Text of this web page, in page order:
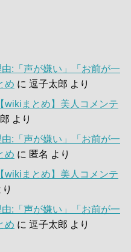
:「声が嫌い」「お前が一
め に 逗子太郎 より
wikiまとめ】美人コメンテ
より
:「声が嫌い」「お前が一
め に 匿名 より
wikiまとめ】美人コメンテ
り
:「声が嫌い」「お前が一
め に 逗子太郎 より